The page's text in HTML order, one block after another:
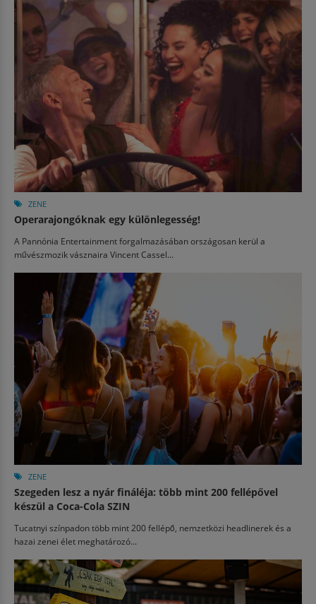
ZENE
Operarajongóknak egy különlegesség!
A Pannónia Entertainment forgalmazásában országosan kerül a
művészmozik vásznaira Vincent Cassel...
ZENE
Szegeden lesz a nyár fináléja: több mint 200 fellépővel
készül a Coca-Cola SZIN
Tucatnyi színpadon több mint 200 fellépő, nemzetközi headlinerek és a
hazai zenei élet meghatározó...